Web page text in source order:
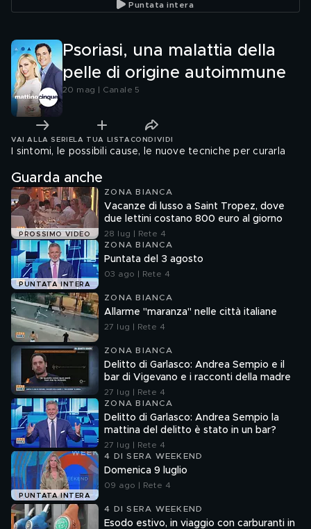
Puntata intera
Psoriasi, una malattia della
pelle di origine autoimmune
20 mag | Canale 5
VAI ALLA SERIE LA TUA LISTA CONDIVIDI
I sintomi, le possibili cause, le nuove tecniche per curarla
Guarda anche
PROSSIMO VIDEO
ZONA BIANCA
Vacanze di lusso a Saint Tropez, dove
due lettini costano 800 euro al giorno
28 lug | Rete 4
PUNTATA INTERA
ZONA BIANCA
Puntata del 3 agosto
03 ago | Rete 4
ZONA BIANCA
Allarme "maranza" nelle città italiane
27 lug | Rete 4
ZONA BIANCA
Delitto di Garlasco: Andrea Sempio e il
bar di Vigevano e i racconti della madre
27 lug | Rete 4
ZONA BIANCA
Delitto di Garlasco: Andrea Sempio la
mattina del delitto è stato in un bar?
27 lug | Rete 4
PUNTATA INTERA
4 DI SERA WEEKEND
Domenica 9 luglio
09 ago | Rete 4
4 DI SERA WEEKEND
Esodo estivo, in viaggio con carburanti in